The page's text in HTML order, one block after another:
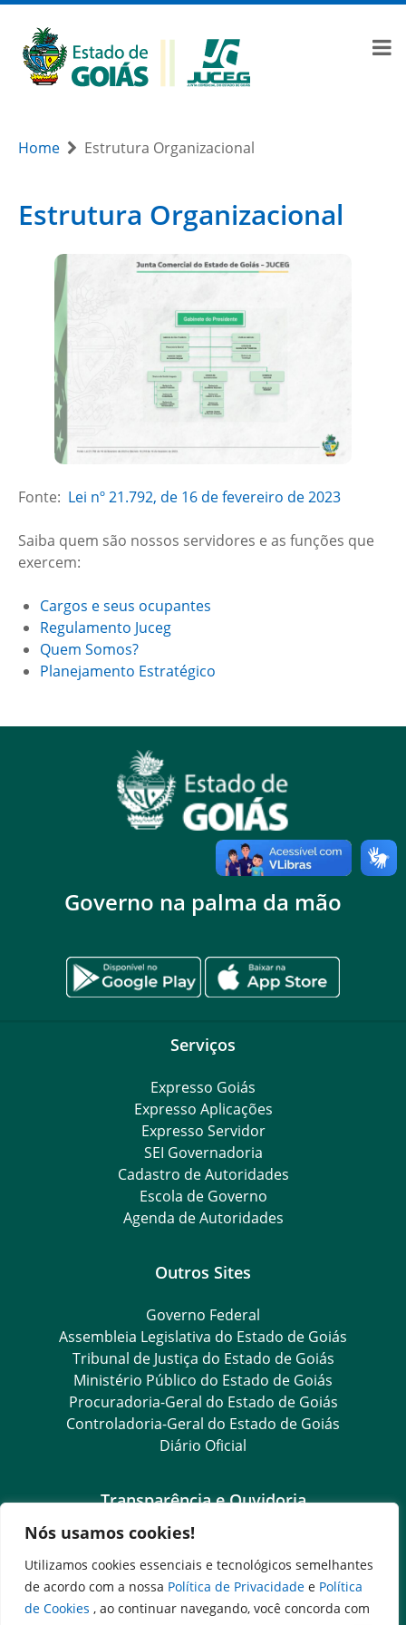
Nós usamos cookies!
Utilizamos cookies essenciais e tecnológicos semelhantes
de acordo com a nossa Política de Privacidade e Política
de Cookies , ao continuar navegando, você concorda com
Home Estrutura Organizacional
Estrutura Organizacional
Fonte: Lei nº 21.792, de 16 de fevereiro de 2023
Saiba quem são nossos servidores e as funções que
exercem:
Cargos e seus ocupantes
Regulamento Juceg
Quem Somos?
Planejamento Estratégico
Governo na palma da mão
Serviços
Expresso Goiás
Expresso Aplicações
Expresso Servidor
SEI Governadoria
Cadastro de Autoridades
Escola de Governo
Agenda de Autoridades
Outros Sites
Governo Federal
Assembleia Legislativa do Estado de Goiás
Tribunal de Justiça do Estado de Goiás
Ministério Público do Estado de Goiás
Procuradoria-Geral do Estado de Goiás
Controladoria-Geral do Estado de Goiás
Diário Oficial
Transparência e Ouvidoria
LGPD
Goiás Transparência
Dados Abertos Goiás
SIC – Serviço de Informação ao Cidadão